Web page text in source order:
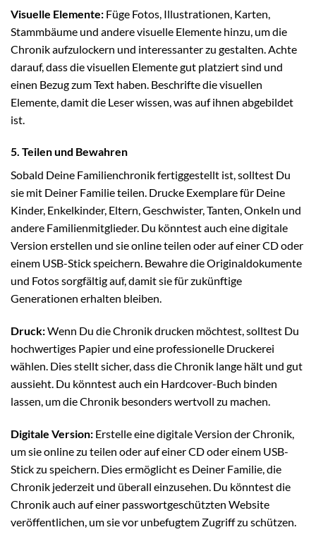
Visuelle Elemente: Füge Fotos, Illustrationen, Karten,
Stammbäume und andere visuelle Elemente hinzu, um die
Chronik aufzulockern und interessanter zu gestalten. Achte
darauf, dass die visuellen Elemente gut platziert sind und
einen Bezug zum Text haben. Beschrifte die visuellen
Elemente, damit die Leser wissen, was auf ihnen abgebildet
ist.
5. Teilen und Bewahren
Sobald Deine Familienchronik fertiggestellt ist, solltest Du
sie mit Deiner Familie teilen. Drucke Exemplare für Deine
Kinder, Enkelkinder, Eltern, Geschwister, Tanten, Onkeln und
andere Familienmitglieder. Du könntest auch eine digitale
Version erstellen und sie online teilen oder auf einer CD oder
einem USB-Stick speichern. Bewahre die Originaldokumente
und Fotos sorgfältig auf, damit sie für zukünftige
Generationen erhalten bleiben.
Druck:Wenn Du die Chronik drucken möchtest, solltest Du
hochwertiges Papier und eine professionelle Druckerei
wählen. Dies stellt sicher, dass die Chronik lange hält und gut
aussieht. Du könntest auch ein Hardcover-Buch binden
lassen, um die Chronik besonders wertvoll zu machen.
Digitale Version: Erstelle eine digitale Version der Chronik,
um sie online zu teilen oder auf einer CD oder einem USB-
Stick zu speichern. Dies ermöglicht es Deiner Familie, die
Chronik jederzeit und überall einzusehen. Du könntest die
Chronik auch auf einer passwortgeschützten Website
veröffentlichen, um sie vor unbefugtem Zugriff zu schützen.